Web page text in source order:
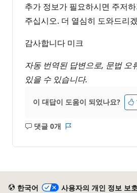
추가 정보가 필요하시면 주저
주십시오. 더 열심히 도와드리
감사합니다 미크
자동 번역된 답변으로, 문법 오
있을 수 있습니다.
이 대답이 도움이 되었나요?
댓글 0개
설
한국어 사용자의 개인 정보 보